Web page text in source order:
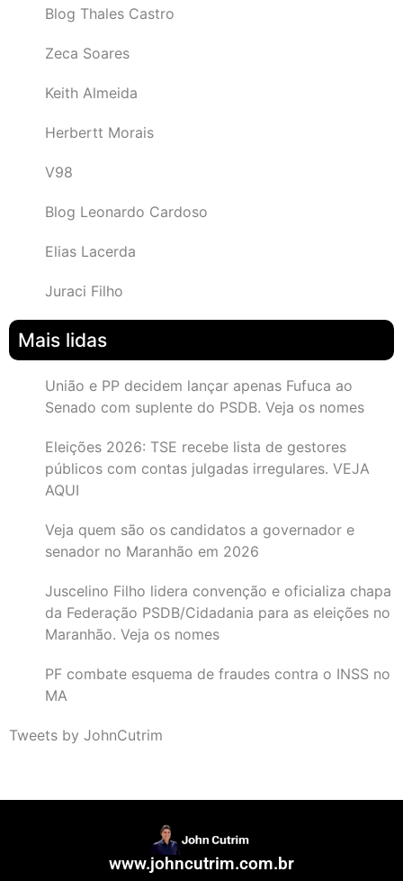
Blog Thales Castro
Zeca Soares
Keith Almeida
Herbertt Morais
V98
Blog Leonardo Cardoso
Elias Lacerda
Juraci Filho
Mais lidas
União e PP decidem lançar apenas Fufuca ao
Senado com suplente do PSDB. Veja os nomes
Eleições 2026: TSE recebe lista de gestores
públicos com contas julgadas irregulares. VEJA
AQUI
Veja quem são os candidatos a governador e
senador no Maranhão em 2026
Juscelino Filho lidera convenção e oficializa chapa
da Federação PSDB/Cidadania para as eleições no
Maranhão. Veja os nomes
PF combate esquema de fraudes contra o INSS no
MA
Tweets by JohnCutrim
www.johncutrim.com.br